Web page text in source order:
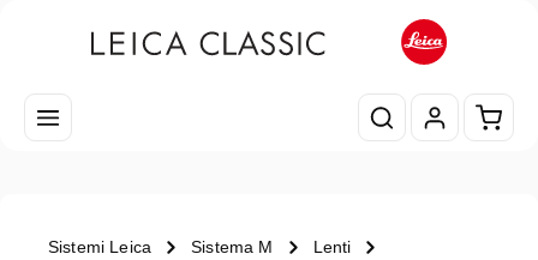
Il
Sistemi Leica Sistema M
Lenti